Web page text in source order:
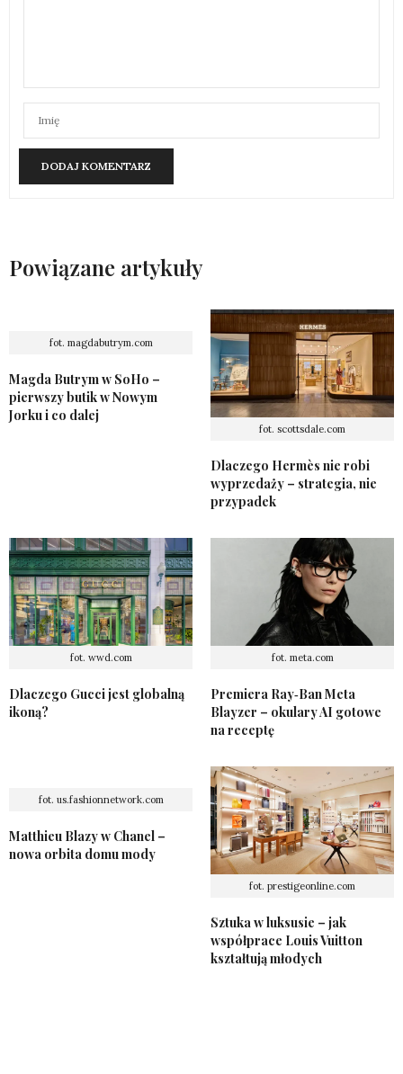
Powiązane artykuły
fot. magdabutrym.com
Magda Butrym w SoHo –
pierwszy butik w Nowym
Jorku i co dalej
fot. scottsdale.com
Dlaczego Hermès nie robi
wyprzedaży – strategia, nie
przypadek
fot. wwd.com
Dlaczego Gucci jest globalną
ikoną?
fot. meta.com
Premiera Ray‑Ban Meta
Blayzer – okulary AI gotowe
na receptę
fot. us.fashionnetwork.com
Matthieu Blazy w Chanel –
nowa orbita domu mody
fot. prestigeonline.com
Sztuka w luksusie – jak
współprace Louis Vuitton
kształtują młodych